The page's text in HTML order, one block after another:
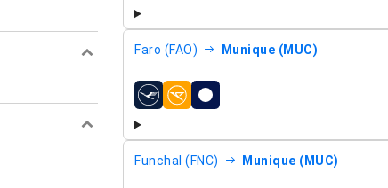
Faro (FAO) Munique (MUC)
companhias aéreas
Funchal (FNC) Munique (MUC)